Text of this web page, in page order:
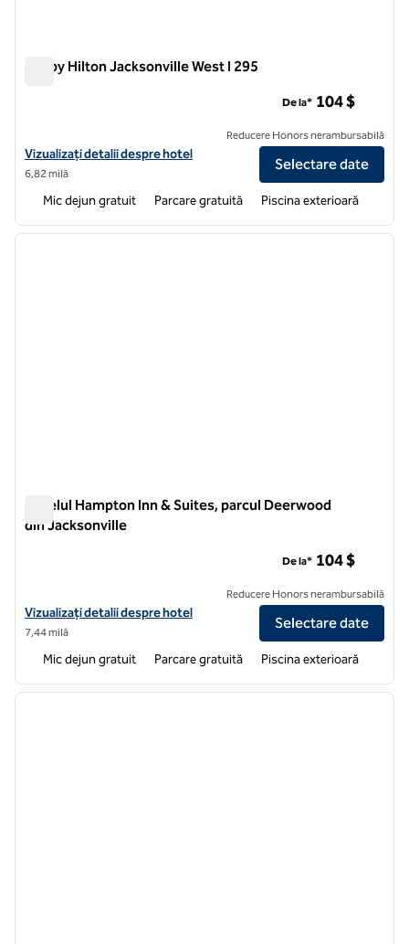
Tru by Hilton Jacksonville West I 295
Vizualizați detaliile hotelului pentru Tru by Hilton Jacksonville West I
Vizualizați detalii despre hotel
6,82 milă
De la* 104 $
Reducere Honors nerambursabilă
Selectare date
Mic dejun gratuit Parcare gratuită Piscina exterioară
1 din 12
Hotelul Hampton Inn & Suites, parcul Deerwood
din Jacksonville
Vizualizați detaliile hotelului pentru Hotelul Hampton Inn & Suites
Vizualizați detalii despre hotel
7,44 milă
De la* 104 $
Reducere Honors nerambursabilă
Selectare date
Mic dejun gratuit Parcare gratuită Piscina exterioară
1 din 12